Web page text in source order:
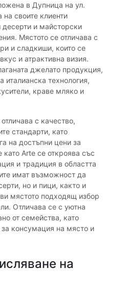
в Дупница на ул.
на своите клиенти
десерти и майсторски
Мястото се отличава с
и сладкиши, които се
и атрактивна визия.
джелато продукция,
италианска технология,
краве мляко и
с качество,
стандарти, като
на достъпни цени за
Arte се откроява със
и традиция в областта
имат възможност да
но и пици, както и
мястото подходящ избор
Отличава се с уютна
от семейства, като
консумация на място и
на